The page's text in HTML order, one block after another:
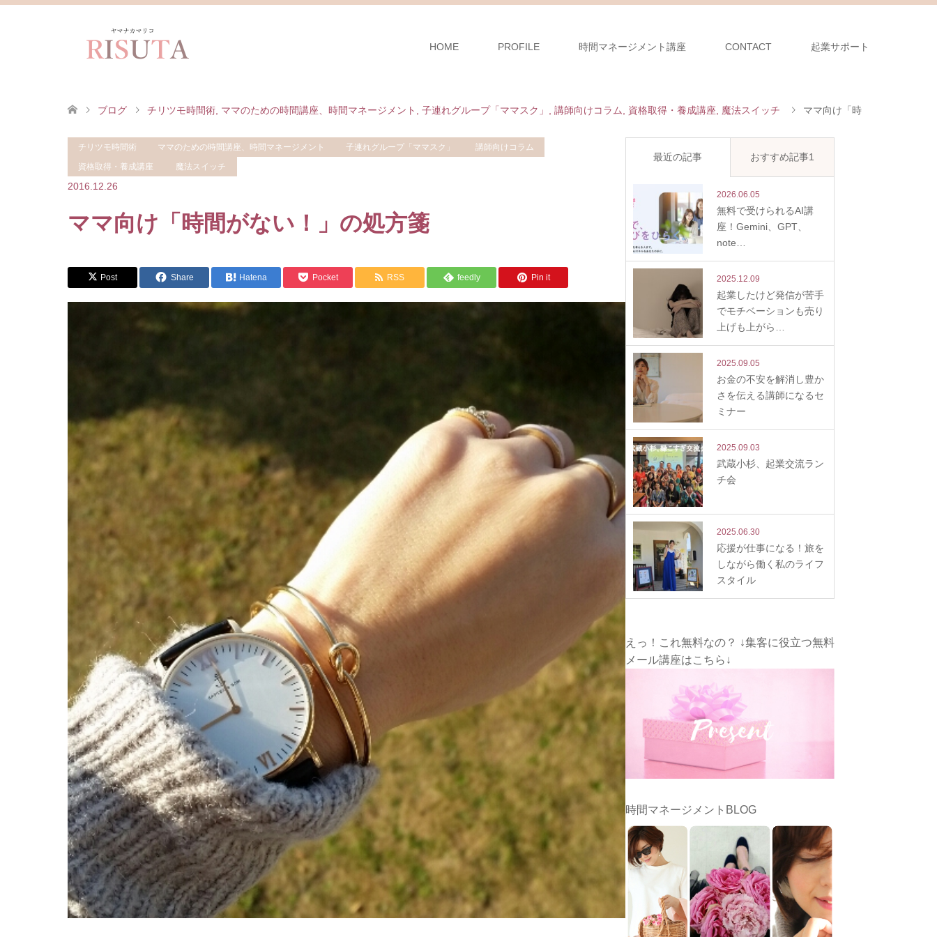
HOME PROFILE 時間マネージメント講座 CONTACT 起業サポート
ブログ チリツモ時間術 ママのための時間講座、時間マネージメント 子連れグループ「ママスク」 講師向けコラム 資格取得・養成講座 魔法スイッチ ママ向け「時
間がない！」の処方箋
チリツモ時間術 ママのための時間講座、時間マネージメント 子連れグループ「ママスク」
講師向けコラム
資格取得・養成講座
魔法スイッチ
2016.12.26
ママ向け「時間がない！」の処方箋
Post Share Hatena Pocket RSS feedly Pin it
最近の記事 おすすめ記事1
2026.06.05
無料で受けられるAI講
座！Gemini、GPT、
note…
2025.12.09
起業したけど発信が苦手
でモチベーションも売り
上げも上がら…
2025.09.05
お金の不安を解消し豊か
さを伝える講師になるセ
ミナー
2025.09.03
武蔵小杉、起業交流ラン
チ会
2025.06.30
応援が仕事になる！旅を
しながら働く私のライフ
スタイル
えっ！これ無料なの？ ↓集客に役立つ無料
メール講座はこちら↓
時間マネージメントBLOG